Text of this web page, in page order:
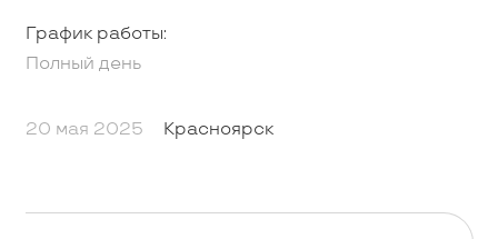
График работы:
Полный день
20 мая 2025 Красноярск